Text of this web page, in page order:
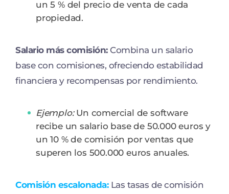
un 5 % del precio de venta de cada
propiedad.
Salario más comisión:Combina un salario
base con comisiones, ofreciendo estabilidad
financiera y recompensas por rendimiento.
Ejemplo:Un comercial de software
recibe un salario base de 50.000 euros y
un 10 % de comisión por ventas que
superen los 500.000 euros anuales.
Comisión escalonada:Las tasas de comisión